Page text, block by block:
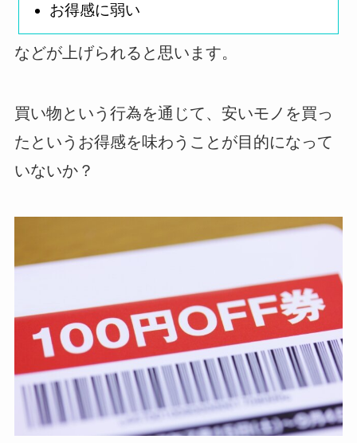
お得感に弱い
などが上げられると思います。
買い物という行為を通じて、安いモノを買っ
たというお得感を味わうことが目的になって
いないか？